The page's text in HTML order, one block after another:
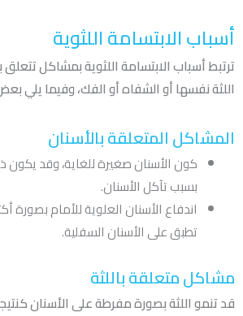
أسباب الابتسامة اللثوية
ترتبط أسباب الابتسامة اللثوية بمشاكل
اللثة نفسها أو الشفاه أو الفك، وفيما يلي
المشاكل المتعلقة بالأسنان
كون الأسنان صغيرة للغاية، وقد يكون
بسبب تآكل الأسنان.
اندفاع الأسنان العلوية للأمام بصورة
تطبق على الأسنان السفلية.
مشاكل متعلقة باللثة
قد تنمو اللثة بصورة مفرطة على الأسنان